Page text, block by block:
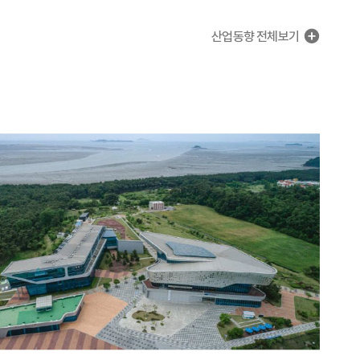
산업동향전체보기